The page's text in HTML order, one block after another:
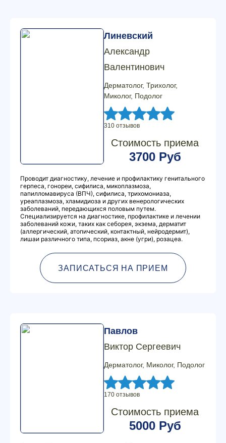
Линевский
Александр
Валентинович
Дерматолог, Трихолог,
Миколог, Подолог
310 отзывов
Стоимость приема
3700 Руб
Проводит диагностику, лечение и профилактику генитального
герпеса, гонореи, сифилиса, микоплазмоза,
папилломавируса (ВПЧ), сифилиса, трихомониаза,
уреаплазмоза, хламидиоза и других венерологических
заболеваний, передающихся половым путем.
Специализируется на диагностике, профилактике и лечении
заболеваний кожи, таких как себорея, экзема, дерматит
(аллергический, атопический, контактный, нейродермит),
лишаи различного типа, псориаз, акне (угри), розацеа.
ЗАПИСАТЬСЯ НА ПРИЕМ
Павлов
Виктор Сергеевич
Дерматолог, Миколог, Подолог
170 отзывов
Стоимость приема
5000 Руб